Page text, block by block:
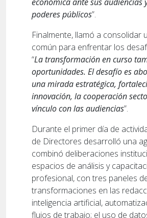
poderes públicos”.
Finalmente, llamó a consolidar
común para enfrentar los
“La transformación en curso
oportunidades. El desafío es
una mirada estratégica,
innovación, la cooperación
vínculo con las audiencias”.
Durante el primer día de
de Directores desarrolló una
combinó deliberaciones
espacios de análisis y
profesional, con tres paneles
transformaciones en las
inteligencia artificial,
flujos de trabajo; el uso de